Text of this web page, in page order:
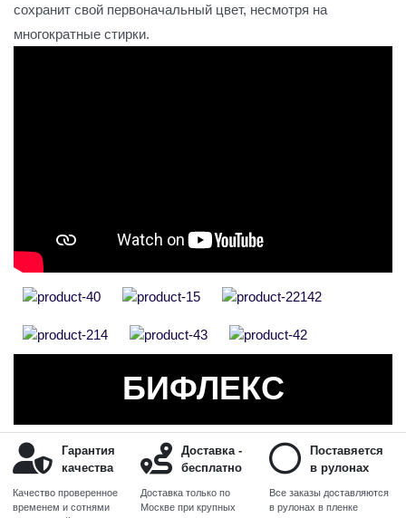
сохранит свой первоначальный цвет, несмотря на
многократные стирки.
БИФЛЕКС
Гарантия
качества
Качество проверенное
временем и сотнями
Доставка -
бесплатно
Доставка только по
Москве при крупных
Поставяется
в рулонах
Все заказы доставляются
в рулонах в пленке